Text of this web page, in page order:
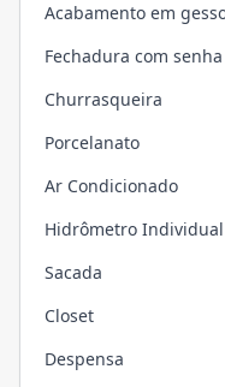
Acabamento em
Fechadura com
Churrasqueira
Porcelanato
Ar Condicionado
Hidrômetro Individual
Sacada
Closet
Despensa